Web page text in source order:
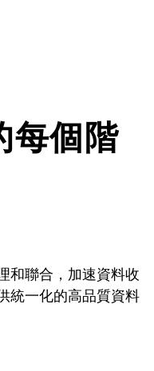
每個階
和聯合，加速資料收
統一化的高品質資料